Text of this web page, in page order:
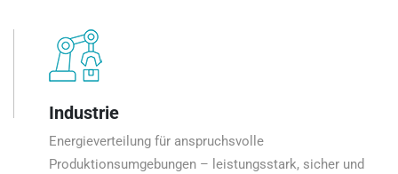
Industrie
Energieverteilung für anspruchsvolle
Produktionsumgebungen – leistungsstark, sicher und